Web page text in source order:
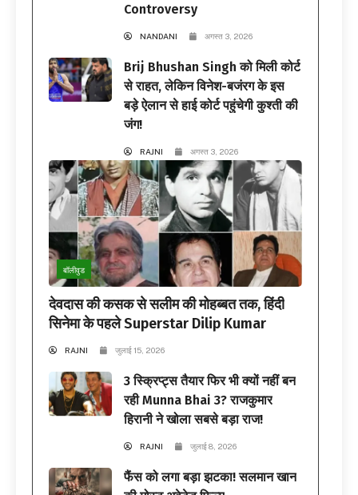
Controversy
NANDANI अगस्त 3, 2026
Brij Bhushan Singh को मिली कोर्ट
से राहत, लेकिन विनेश-बजंरग के इस
बड़े ऐलान से हाई कोर्ट पहुंचेगी कुश्ती की
जंग!
RAJNI अगस्त 3, 2026
बॉलीवुड
देवदास की कसक से सलीम की मोहब्बत तक, हिंदी
सिनेमा के पहले Superstar Dilip Kumar
RAJNI जुलाई 15, 2026
3 स्क्रिप्ट्स तैयार फिर भी क्यों नहीं बन
रही Munna Bhai 3? राजकुमार
हिरानी ने खोला सबसे बड़ा राज!
RAJNI जुलाई 8, 2026
फैंस को लगा बड़ा झटका! सलमान खान